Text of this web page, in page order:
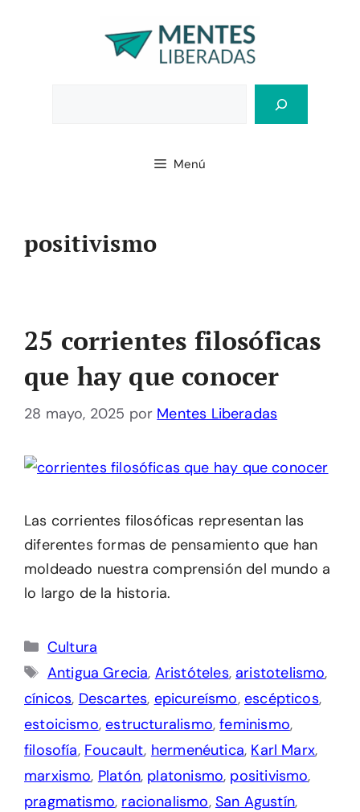
Menú
positivismo
25 corrientes filosóficas
que hay que conocer
28 mayo, 2025 por Mentes Liberadas
Las corrientes filosóficas representan las
diferentes formas de pensamiento que han
moldeado nuestra comprensión del mundo a
lo largo de la historia.
Categorías
Cultura
Etiquetas
Antigua Grecia, Aristóteles, aristotelismo,
cínicos, Descartes, epicureísmo, escépticos,
estoicismo,estructuralismo,feminismo,
filosofía, Foucault, hermenéutica, Karl Marx,
marxismo, Platón, platonismo, positivismo,
pragmatismo, racionalismo, San Agustín,